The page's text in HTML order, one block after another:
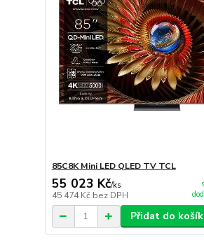
85C8K Mini LED QLED TV TCL
55 023 Kč/ks
45 474 Kč bez DPH
Přidat do